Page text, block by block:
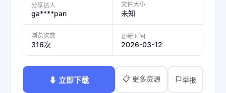
分享达人
ga****pan
文件大小
未知
浏览次数
316次
更新时间
2026-03-12
⬇ 立即下载 📋 更多资源 举报